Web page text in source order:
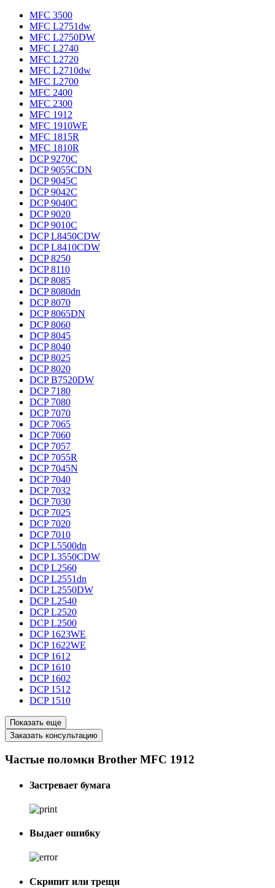
MFC 3500
MFC L2751dw
MFC L2750DW
MFC L2740
MFC L2720
MFC L2710dw
MFC L2700
MFC 2400
MFC 2300
MFC 1912
MFC 1910WE
MFC 1815R
MFC 1810R
DCP 9270C
DCP 9055CDN
DCP 9045C
DCP 9042C
DCP 9040C
DCP 9020
DCP 9010C
DCP L8450CDW
DCP L8410CDW
DCP 8250
DCP 8110
DCP 8085
DCP 8080dn
DCP 8070
DCP 8065DN
DCP 8060
DCP 8045
DCP 8040
DCP 8025
DCP 8020
DCP B7520DW
DCP 7180
DCP 7080
DCP 7070
DCP 7065
DCP 7060
DCP 7057
DCP 7055R
DCP 7045N
DCP 7040
DCP 7032
DCP 7030
DCP 7025
DCP 7020
DCP 7010
DCP L5500dn
DCP L3550CDW
DCP L2560
DCP L2551dn
DCP L2550DW
DCP L2540
DCP L2520
DCP L2500
DCP 1623WE
DCP 1622WE
DCP 1612
DCP 1610
DCP 1602
DCP 1512
DCP 1510
Показать еще
Заказать консультацию
Частые поломки Brother MFC 1912
Застревает бумага
Выдает ошибку
Скрипит или трещи